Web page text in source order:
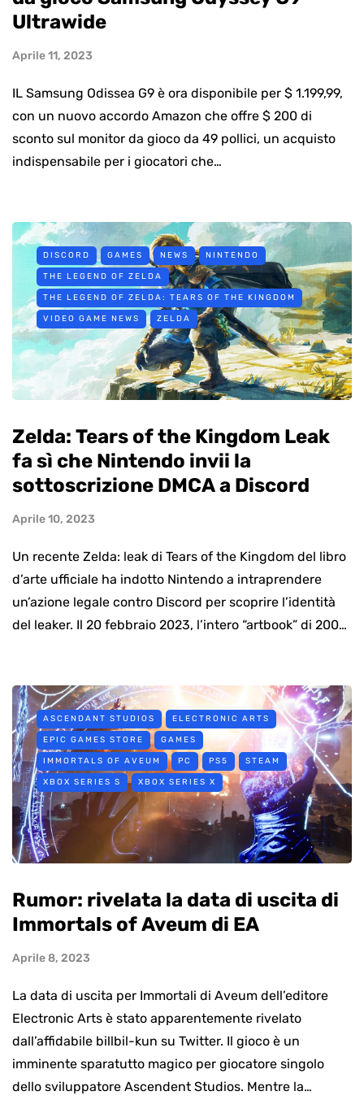
Ultrawide
Aprile 11, 2023
IL Samsung Odissea G9 è ora disponibile per $ 1.199,99,
con un nuovo accordo Amazon che offre $ 200 di
sconto sul monitor da gioco da 49 pollici, un acquisto
indispensabile per i giocatori che…
DISCORD GAMES NEWS NINTENDO
THE LEGEND OF ZELDA
THE LEGEND OF ZELDA: TEARS OF THE KINGDOM
VIDEO GAME NEWS ZELDA
Zelda: Tears of the Kingdom Leak
fa sì che Nintendo invii la
sottoscrizione DMCA a Discord
Aprile 10, 2023
Un recente Zelda: leak di Tears of the Kingdom del libro
d’arte ufficiale ha indotto Nintendo a intraprendere
un’azione legale contro Discord per scoprire l’identità
del leaker. Il 20 febbraio 2023, l’intero “artbook” di 200…
ASCENDANT STUDIOS ELECTRONIC ARTS
EPIC GAMES STORE GAMES
IMMORTALS OF AVEUM PC PS5 STEAM
XBOX SERIES S XBOX SERIES X
Rumor: rivelata la data di uscita di
Immortals of Aveum di EA
Aprile 8, 2023
La data di uscita per Immortali di Aveum dell’editore
Electronic Arts è stato apparentemente rivelato
dall’affidabile billbil-kun su Twitter. Il gioco è un
imminente sparatutto magico per giocatore singolo
dello sviluppatore Ascendent Studios. Mentre la…